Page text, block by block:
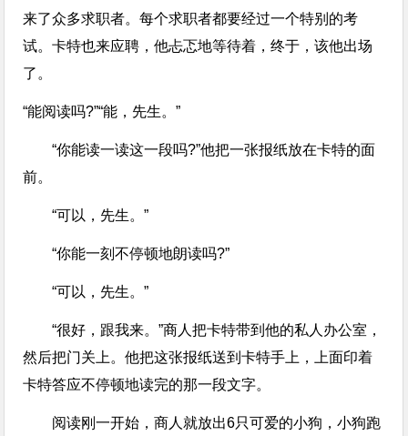
来了众多求职者。每个求职者都要经过一个特别的考
试。卡特也来应聘，他忐忑地等待着，终于，该他出场
了。
“能阅读吗?”“能，先生。”
“你能读一读这一段吗?”他把一张报纸放在卡特的面
前。
“可以，先生。”
“你能一刻不停顿地朗读吗?”
“可以，先生。”
“很好，跟我来。”商人把卡特带到他的私人办公室，
然后把门关上。他把这张报纸送到卡特手上，上面印着
卡特答应不停顿地读完的那一段文字。
阅读刚一开始，商人就放出6只可爱的小狗，小狗跑